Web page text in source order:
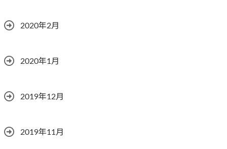
2020年2月
2020年1月
2019年12月
2019年11月